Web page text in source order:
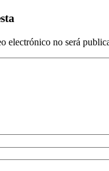
electrónico no será